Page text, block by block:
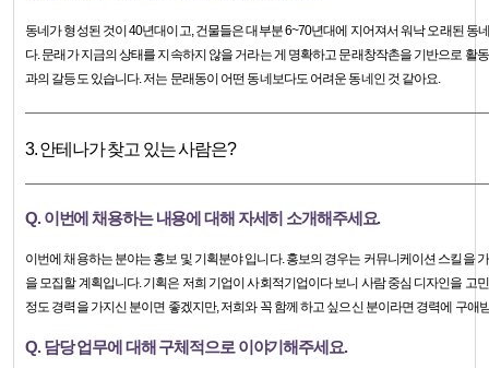
동네가 형성된 것이 40년대이고, 건물들은 대부분 6~70년대에 지어져서 워낙 오래된 동
다. 문래가 지금의 상태를 지속하지 않을 거라는 게 명확하고 문래창작촌을 기반으로 활
과의 갈등도 있습니다. 저는 문래동이 어떤 동네보다도 어려운 동네인 것 같아요.
3. 안테나가 찾고 있는 사람은?
Q. 이번에 채용하는 내용에 대해 자세히 소개해주세요.
이번에 채용하는 분야는 홍보 및 기획분야 입니다. 홍보의 경우는 커뮤니케이션 스킬을
을 모집할 계획입니다. 기획은 저희 기업이 사회적기업이다 보니 사람 중심 디자인을 고
정도 경력을 가지신 분이면 좋겠지만, 저희와 꼭 함께 하고 싶으신 분이라면 경력에 구애
Q. 담당 업무에 대해 구체적으로 이야기해주세요.